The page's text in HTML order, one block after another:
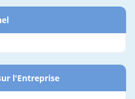
l'Entreprise